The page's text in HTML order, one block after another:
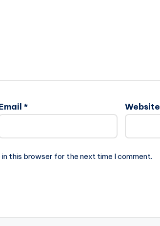
* Website
this browser for the next time I comment.